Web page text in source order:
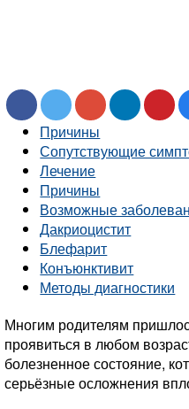
Причины
Сопутствующие
Лечение
Причины
Возможные
Дакриоцистит
Блефарит
Конъюнктивит
Методы диагностики
Многим родителям
проявиться в любом
болезненное состояние,
серьёзные осложнения